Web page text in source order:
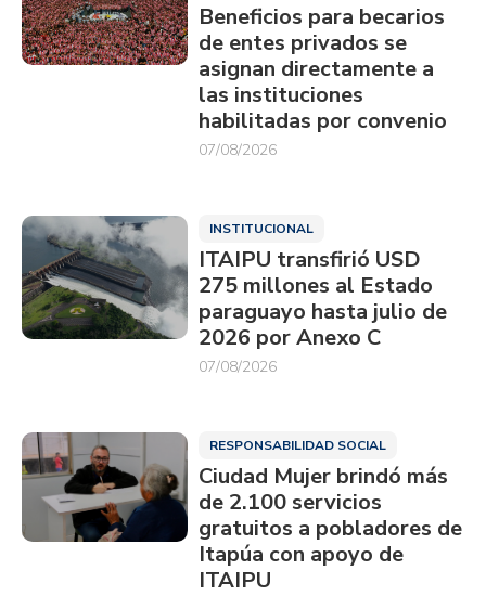
Beneficios para becarios
de entes privados se
asignan directamente a
las instituciones
habilitadas por convenio
07/08/2026
INSTITUCIONAL
ITAIPU transfirió USD
275 millones al Estado
paraguayo hasta julio de
2026 por Anexo C
07/08/2026
RESPONSABILIDAD SOCIAL
Ciudad Mujer brindó más
de 2.100 servicios
gratuitos a pobladores de
Itapúa con apoyo de
ITAIPU